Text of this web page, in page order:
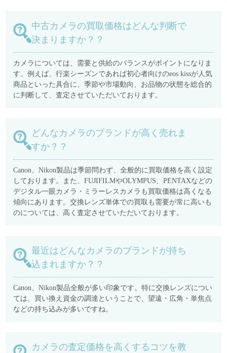
中古カメラの買取価格はどんな判断で
決まりますか？？
カメラについては、需要と供給のバランスがポイントになりま
す。例えば、行楽シーズンであれば初心者向けのeos kissが人気
商品といった具合に、季節や市場動向、お品物の状態を総合的
に判断して、査定させていただいております。
どんなカメラのブランドが高く売れま
すか？？
Canon、Nikon製品は季節問わず、全般的に買取価格を高く設定
しております。また、FUJIFILMやOLYMPUS、PENTAXなどの
デジタル一眼カメラ・ミラーレスカメラも買取価格は高くなる
傾向にあります。交換レンズ単体での買取も需要が常に高いも
のについては、高く査定させていただいております。
最近はどんなカメラのブランドが持ち
込まれますか？？
Canon、Nikon製品全般が多い印象です。特に交換レンズについ
ては、買い換え資金の調達ということで、望遠・広角・単焦点
などの持ち込みが多いですね。
カメラの査定価格を高くするコツを教